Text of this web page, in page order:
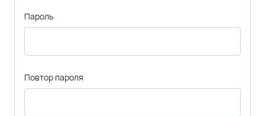
Пароль
Повтор пароля